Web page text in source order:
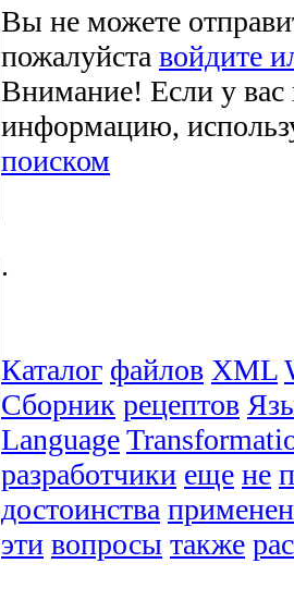
Вы не можете
пожалуйста войдите
Внимание! Если у
информацию,
поиском
.
Каталог файлов XML
Сборник рецептов
Language
разработчики еще не
достоинства
эти вопросы также